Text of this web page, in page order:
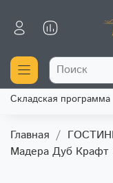
Складская программа
Главная
Мадера Дуб Крафт